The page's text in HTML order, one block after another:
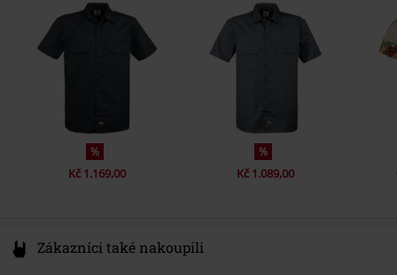
info@new-point.it
%
Kč 1.169,00
%
Kč 1.089,00
Zákazníci také nakoupili